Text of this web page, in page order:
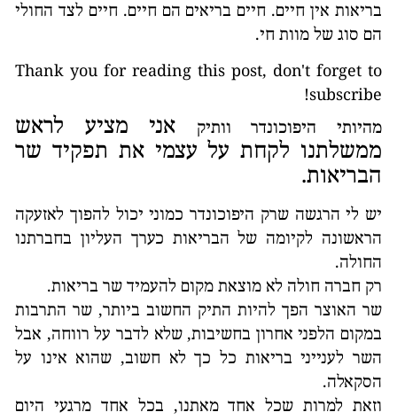
בריאות אין חיים. חיים בריאים הם חיים. חיים לצד החולי
הם סוג של מוות חי.
Thank you for reading this post, don't forget to
subscribe!
מהיותי היפוכונדר וותיק
אני מציע לראש
ממשלתנו לקחת על עצמי את תפקיד שר
הבריאות.
יש לי הרגשה שרק היפוכונדר כמוני יכול להפוך לאזעקה
הראשונה לקיומה של הבריאות כערך העליון בחברתנו
החולה.
רק חברה חולה לא מוצאת מקום להעמיד שר בריאות.
שר האוצר הפך להיות התיק החשוב ביותר, שר התרבות
במקום הלפני אחרון בחשיבות, שלא לדבר על רווחה, אבל
השר לענייני בריאות כל כך לא חשוב, שהוא אינו על
הסקאלה.
וזאת למרות שכל אחד מאתנו, בכל אחד מרגעי היום